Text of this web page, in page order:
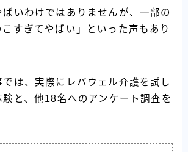
いわけではありませんが、一部の
すぎてやばい」といった声もあり
は、実際にレバウェル介護を試し
と、他18名へのアンケート調査を